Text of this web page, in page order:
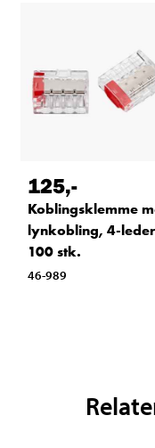
125,-
Koblingsklemme
lynkobling, 4-
100 stk.
46-989